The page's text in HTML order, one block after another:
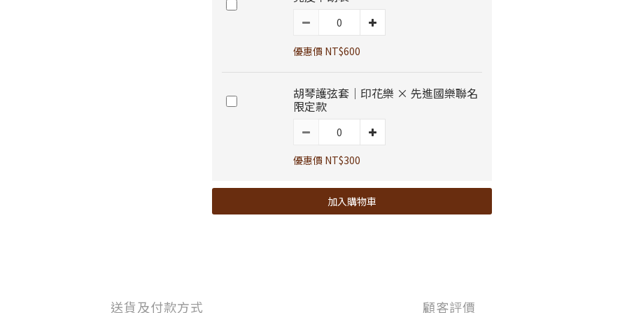
優惠價 NT$600
胡琴護弦套｜印花樂 × 先進國樂聯名
限定款
優惠價 NT$300
加入購物車
送貨及付款方式 顧客評價